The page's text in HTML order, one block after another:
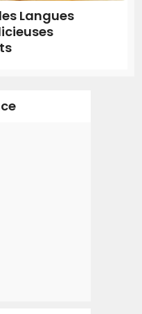
Langues